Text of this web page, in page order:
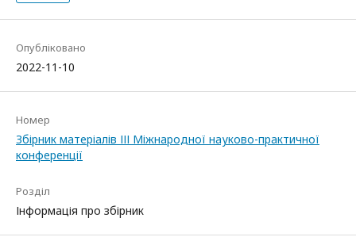
Опубліковано
2022-11-10
Номер
Збірник матеріалів ІІІ Міжнародної науково-практичної
конференції
Розділ
Інформація про збірник